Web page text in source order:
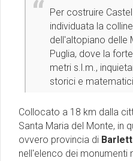
Per costruire
individuata la
dell'altopiano delle
Puglia, dove la
metri s.l.m.,
storici e
Collocato a 18 km dalla
Santa Maria del Monte, in
ovvero provincia di
nell'elenco dei monumenti